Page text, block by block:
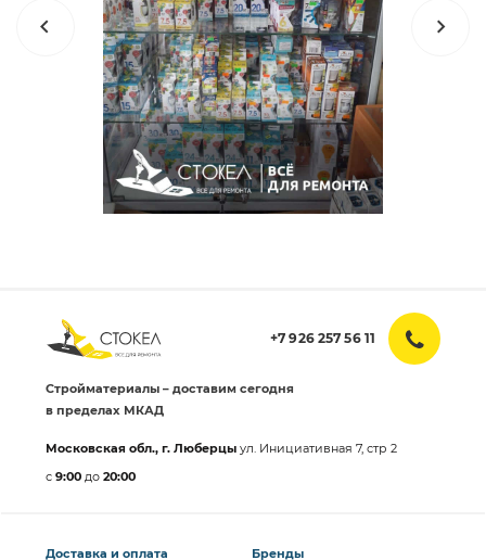
+7 926 257 56 11
Стройматериалы – доставим сегодня
в пределах МКАД
Московская обл., г. Люберцы ул. Инициативная 7, стр 2
с 9:00 до 20:00
Доставка и оплата Бренды